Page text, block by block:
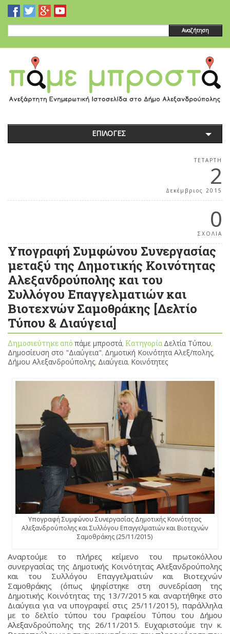
Αναζήτηση
ΕΠΙΛΟΓΕΣ
ΤΕΤΆΡΤΗ
2
Δεκέμβριος 2015
0
ΣΧΟΛΙΑ
Υπογραφή Συμφώνου Συνεργασίας
μεταξύ της Δημοτικής Κοινότητας
Αλεξανδρούπολης και του
Συλλόγου Επαγγελματιών και
Βιοτεχνών Σαμοθράκης [Δελτίο
Τύπου & Διαύγεια]
Δημοσιεύτηκε από πάμε μπροστά, Κατηγορία Δελτία Τύπου,
Δημοσίευση στο "Διαύγεια", Δημοτική Κοινότητα Αλεξ/πολης,
Δήμου Αλεξανδρούπολης, Διαύγεια, Κοινότητες
Υπογραφή Συμφώνου Συνεργασίας Δημοτικής Κοινότητας
Αλεξανδρούπολης και Συλλόγου Επαγγελματιών και Βιοτεχνών
Σαμοθράκης (25/11/2015)
Αναρτούμε το πλήρες κείμενο του πρωτοκόλλου
συνεργασίας της Δημοτικής Κοινότητας Αλεξανδρούπολης
και του Συλλόγου Επαγγελματιών και Βιοτεχνών
Σαμοθράκης (όπως ψηφίστηκε στη συνεδρίαση της
Δημοτικής Κοινότητας της 13/7/2015 και αναρτήθηκε στο
Διαύγεια για να υπογραφεί στις 25/11/2015), παράλληλα
με το δελτίο τύπου του Γραφείου Τύπου του Δήμου
Αλεξανδρούπολης της 26/11/2015. Ευχαριστούμε την κ.